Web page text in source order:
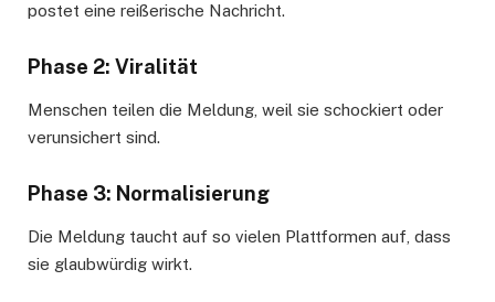
postet eine reißerische Nachricht.
Phase 2: Viralität
Menschen teilen die Meldung, weil sie schockiert oder
verunsichert sind.
Phase 3: Normalisierung
Die Meldung taucht auf so vielen Plattformen auf, dass
sie glaubwürdig wirkt.